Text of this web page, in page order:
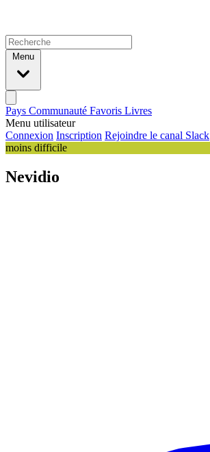
Menu
Pays Communauté Favoris Livres
Menu utilisateur
Connexion Inscription Rejoindre le canal Slack
moins difficile
Nevidio